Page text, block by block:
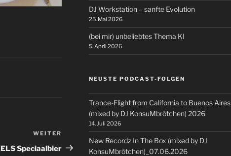
Nächster
Beitrag
WEITER
Speciaalbier
DJ Workstation – sanfte Evolution
25. Mai 2026
(bei mir) unbeliebtes Thema KI
5. April 2026
NEUSTE PODCAST-FOLGEN
Trance-Flight from California to Buenos Aires
(mixed by DJ KonsuMbrötchen) 2026
14. Juli 2026
New Recordz In The Box (mixed by DJ
KonsuMbrötchen)_07.06.2026